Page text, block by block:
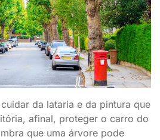
da lataria e da pintura que
afinal, proteger o carro do
que uma árvore pode